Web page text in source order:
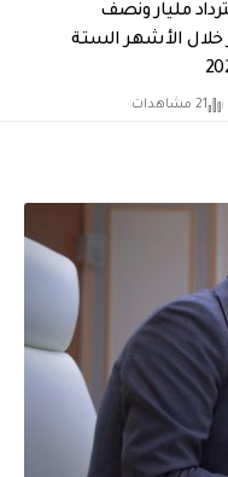
مليار ونصف
خلال الأشهر الستة
21 مشاهدات